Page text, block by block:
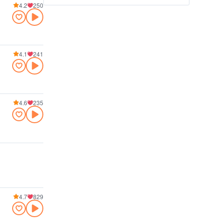
4.2 250
4.1 241
4.6 235
4.7 829